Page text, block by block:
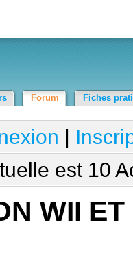
Forum Fiches
|
est 10
WII ET